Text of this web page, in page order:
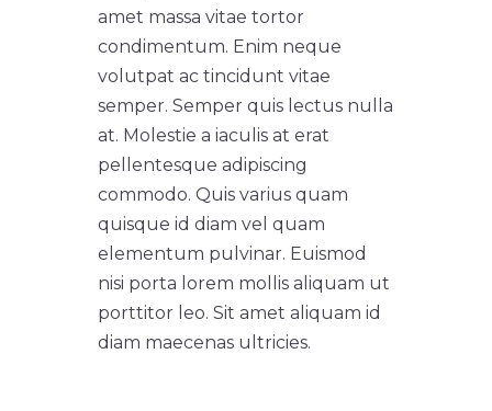
amet massa vitae tortor
condimentum. Enim neque
volutpat ac tincidunt vitae
semper. Semper quis lectus nulla
at. Molestie a iaculis at erat
pellentesque adipiscing
commodo. Quis varius quam
quisque id diam vel quam
elementum pulvinar. Euismod
nisi porta lorem mollis aliquam ut
porttitor leo. Sit amet aliquam id
diam maecenas ultricies.